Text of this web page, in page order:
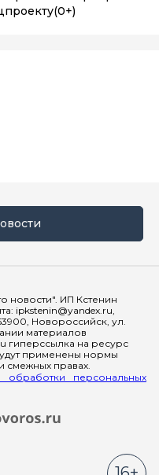
(0+)
новости". ИП Кстенин
ipkstenin@yandex.ru,
Новороссийск, ул.
материалов
гиперссылка на ресурс
применены нормы
смежных правах.
обработки персональных